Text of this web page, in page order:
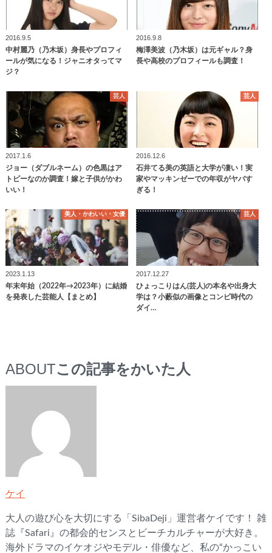
2016.9.5
中村麗乃（乃木坂）身長やプロフィ
ールが気になる！ジャニオタってマ
ジ？
2016.9.8
梅澤美波（乃木坂）は元ギャル？身
長や高校のプロフィールも調査！
芸人
2017.1.6
ジョー（ダブルネーム）の色黒はア
トピーなのか調査！嫁と子供がかわ
いい！
芸人
2016.12.6
石井てる美の英語と大学が凄い！実
家やマッキンゼーでの年収がヤバす
ぎる！
美人・かわいい・女優
2023.1.13
年末年始（2022年→2023年）に結婚
を発表した芸能人【まとめ】
芸人
2017.12.27
ひょっこりはん(芸人)の本名や出身大
学は？小藪似の画像とコンビ時代の
ダイ…
ABOUTこの記事をかいた人
ケイ
大人の遊び心を大切にする「SibaDeji」運営者ケイです！ 雑
誌『Safari』の都会的センスとビーチカルチャーが大好き。
海外ドラマのイケオジやモデル・俳優など、私の“かっこい